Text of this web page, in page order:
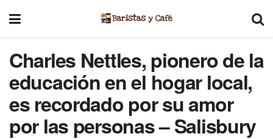
Charles Nettles, pionero de la
educación en el hogar local,
es recordado por su amor
por las personas – Salisbury